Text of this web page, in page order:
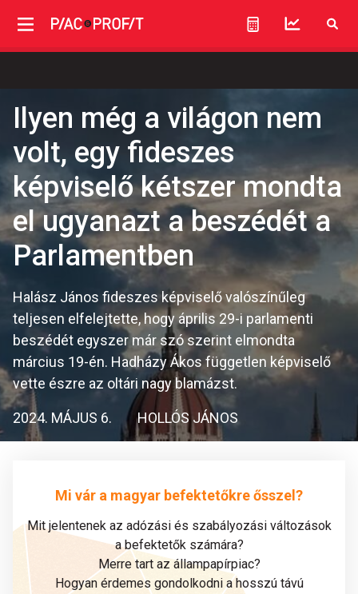
Ilyen még a világon nem
volt, egy fideszes
képviselő kétszer mondta
el ugyanazt a beszédét a
Parlamentben
Halász János fideszes képviselő valószínűleg
teljesen elfelejtette, hogy április 29-i parlamenti
beszédét egyszer már szó szerint elmondta
március 19-én. Hadházy Ákos független képviselő
vette észre az oltári nagy blamázst.
2024. MÁJUS 6. HOLLÓS JÁNOS
Mi vár a magyar befektetőkre ősszel?
Mit jelentenek az adózási és szabályozási változások
a befektetők számára?
Merre tart az állampapírpiac?
Hogyan érdemes gondolkodni a hosszú távú